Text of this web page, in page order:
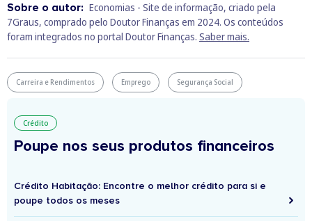
Sobre o autor: Economias - Site de informação, criado pela
7Graus, comprado pelo Doutor Finanças em 2024. Os conteúdos
foram integrados no portal Doutor Finanças. Saber mais.
Carreira e Rendimentos Emprego Segurança Social
Crédito
Poupe nos seus produtos financeiros
Crédito Habitação: Encontre o melhor crédito para si e
poupe todos os meses